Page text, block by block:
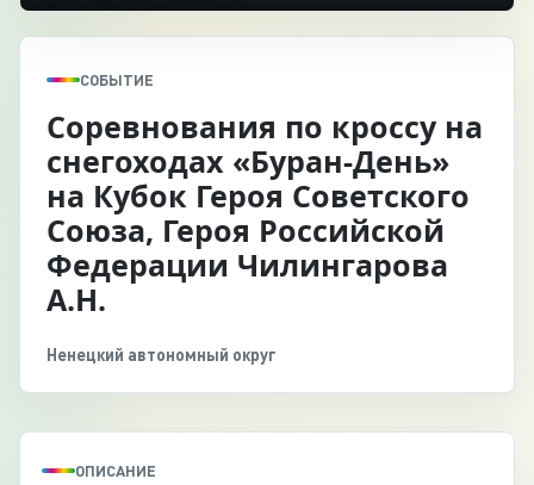
СОБЫТИЕ
Соревнования по кроссу на
снегоходах «Буран-День»
на Кубок Героя Советского
Союза, Героя Российской
Федерации Чилингарова
А.Н.
Ненецкий автономный округ
ОПИСАНИЕ